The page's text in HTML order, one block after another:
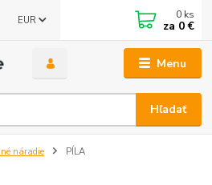
Menu
EUR
Hľadať
0 ks
za 0 €
náradie PÍLA